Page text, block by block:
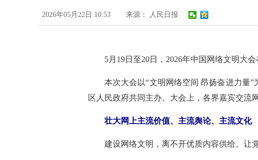
2026年05月22日 10:53 来源： 人民日报
5月19日至20日，2026年中国网络文明大会
本次大会以“文明网络空间 昂扬奋进力量
区人民政府共同主办。大会上，各界嘉宾交流
壮大网上主流价值、主流舆论、主流文化
建设网络文明，离不开优质内容供给。让